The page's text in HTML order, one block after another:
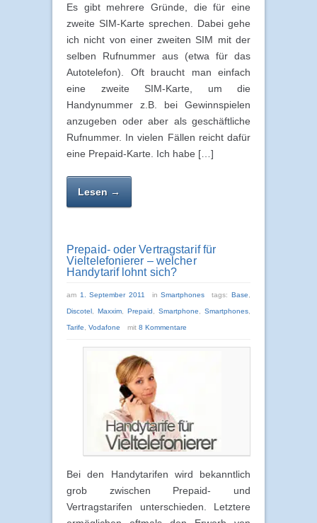
Es gibt mehrere Gründe, die für eine
zweite SIM-Karte sprechen. Dabei gehe
ich nicht von einer zweiten SIM mit der
selben Rufnummer aus (etwa für das
Autotelefon). Oft braucht man einfach
eine zweite SIM-Karte, um die
Handynummer z.B. bei Gewinnspielen
anzugeben oder aber als geschäftliche
Rufnummer. In vielen Fällen reicht dafür
eine Prepaid-Karte. Ich habe […]
Lesen →
Prepaid- oder Vertragstarif für
Vieltelefonierer – welcher
Handytarif lohnt sich?
am 1. September 2011 inSmartphones tags:Base
Discotel Maxxim Prepaid Smartphone Smartphones
Tarife Vodafone mit 8 Kommentare
Bei den Handytarifen wird bekanntlich
grob zwischen Prepaid- und
Vertragstarifen unterschieden. Letztere